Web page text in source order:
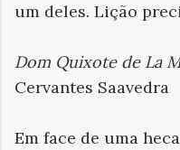
um deles. Lição
Dom Quixote de La
Cervantes Saavedra
Em face de uma